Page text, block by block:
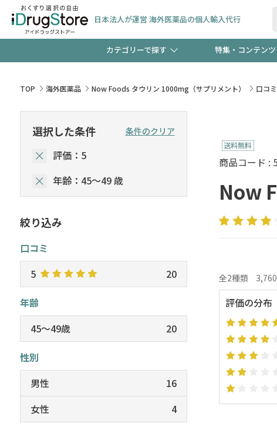
日本法人が運営 海外医薬品の個人輸入代行
カテゴリーで探す
ペット
特集・コンテンツ
【早割】お得なクーポン"3
新規登録で！今すぐ使える
友だち大募集！限定クーポ
TOP 海外医薬品 Now Foods タウリン 1000mg（サプリメント） 口コミ
商品コード :
Now
全2種類
評価の分布
選択した条件 条件のクリア
評価：5
年齢：45～49 歳
絞り込み
口コミ
5
20
年齢
45～49歳
20
性別
男性
16
女性
4